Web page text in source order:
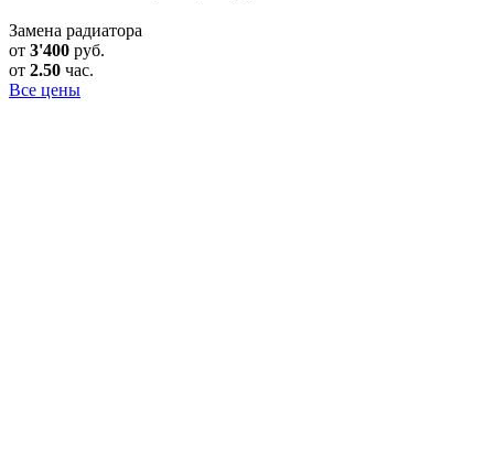
Замена радиатора
от 3'400 руб.
от 2.50 час.
Все цены